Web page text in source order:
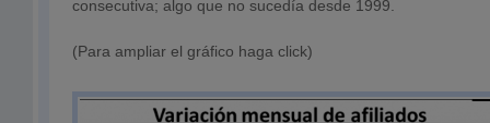
consecutiva; algo que no sucedía desde 1999.
(Para ampliar el gráfico haga click)